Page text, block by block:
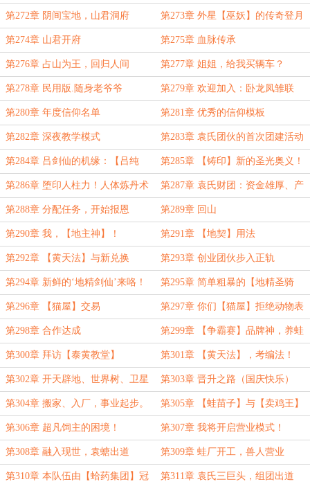
第272章 阴间宝地，山君洞府 第273章 外星【巫妖】的传奇登月
人生
第274章 山君开府 第275章 血脉传承
第276章 占山为王，回归人间 第277章 姐姐，给我买辆车？
第278章 民用版.随身老爷爷 第279章 欢迎加入：卧龙凤雏联
盟！
第280章 年度信仰名单 第281章 优秀的信仰模板
第282章 深夜教学模式 第283章 袁氏团伙的首次团建活动
第284章 吕剑仙的机缘：【吕纯
羊】？
第285章 【铸印】新的圣光奥义！
第286章 堕印人柱力！人体炼丹术 第287章 袁氏财团：资金雄厚、产
业庞大！
第288章 分配任务，开始报恩 第289章 回山
第290章 我，【地主神】！ 第291章 【地契】用法
第292章 【黄天法】与新兑换 第293章 创业团伙步入正轨
第294章 新鲜的‘地精剑仙’来咯！ 第295章 简单粗暴的【地精圣骑
士】就职仪式
第296章 【猫屋】交易 第297章 你们【猫屋】拒绝动物表
演吗？
第298章 合作达成 第299章 【争霸赛】品牌神，养蛙
都是人上人！
第300章 拜访【泰黄教堂】 第301章 【黄天法】，考编法！
第302章 开天辟地、世界树、卫星
神国
第303章 晋升之路（国庆快乐）
第304章 搬家、入厂，事业起步。 第305章 【蛙苗子】与【卖鸡王】
第306章 超凡饲主的困境！ 第307章 我将开启营业模式！
第308章 融入现世，袁螗出道 第309章 蛙厂开工，兽人营业
第310章 本队伍由【蛤药集团】冠 第311章 袁氏三巨头，组团出道